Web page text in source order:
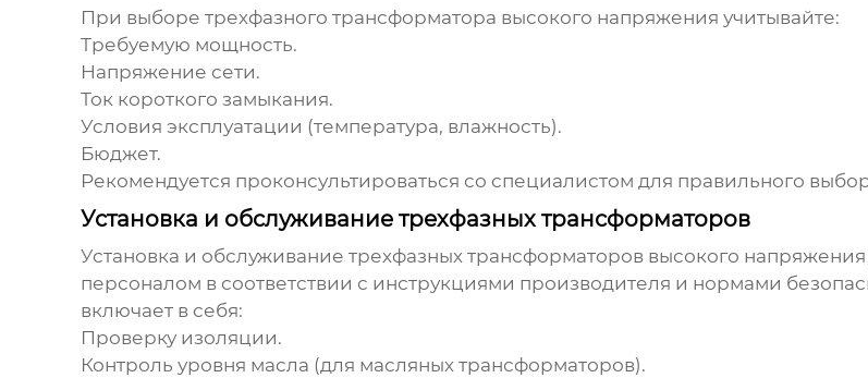
При выборе трехфазного трансформатора высокого напряжения учитывайте:
Требуемую мощность.
Напряжение сети.
Ток короткого замыкания.
Условия эксплуатации (температура, влажность).
Бюджет.
Рекомендуется проконсультироваться со специалистом для правильного
Установка и обслуживание трехфазных трансформаторов
Установка и обслуживание трехфазных трансформаторов высокого напряжения
персоналом в соответствии с инструкциями производителя и нормами
включает в себя:
Проверку изоляции.
Контроль уровня масла (для масляных трансформаторов).